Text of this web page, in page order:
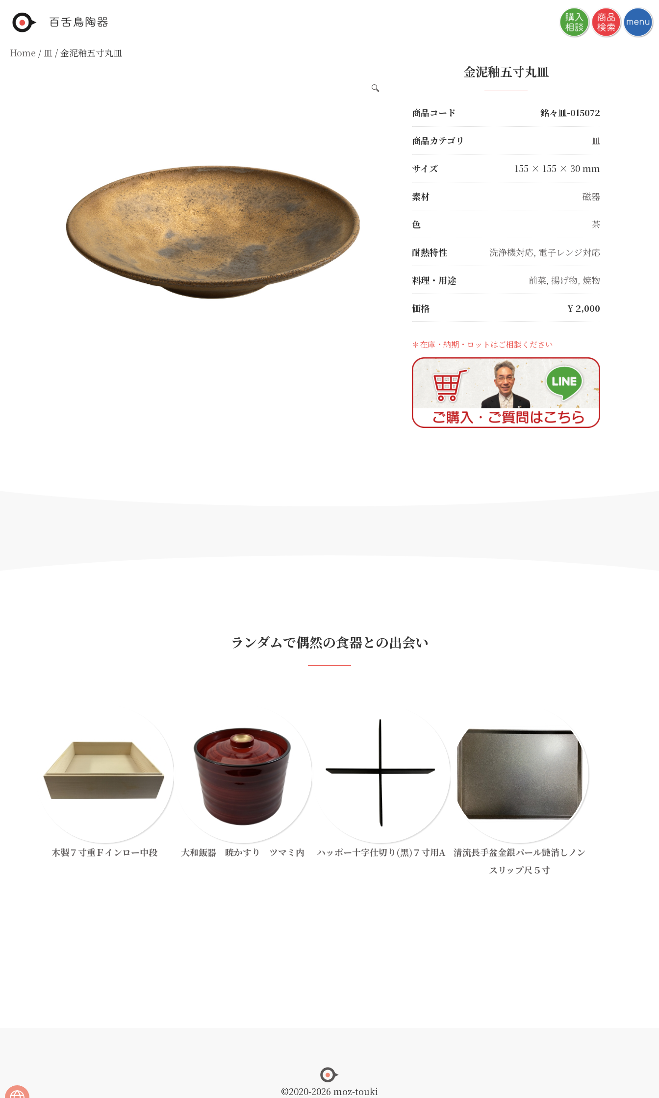
Home / 皿 / 金泥釉五寸丸皿
🔍
金泥釉五寸丸皿
商品コード 銘々皿-015072
商品カテゴリ 皿
サイズ 155 × 155 × 30 mm
素材 磁器
色 茶
耐熱特性 洗浄機対応, 電子レンジ対応
料理・用途 前菜, 揚げ物, 焼物
価格 ¥ 2,000
＊在庫・納期・ロットはご相談ください
ランダムで偶然の食器との出会い
木製７寸重Ｆインロー中段 大和飯器 暁かすり ツマミ内 ハッポー十字仕切り(黒)７寸用A
清流長手盆金銀パール艶消しノン
スリップ尺５寸
©2020-2026 moz-touki